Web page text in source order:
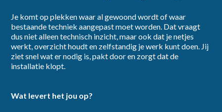
Je komt op plekken waar al gewoond wordt of waar
bestaande techniek aangepast moet worden. Dat vraagt
dus niet alleen technisch inzicht, maar ook dat je netjes
werkt, overzicht houdt en zelfstandig je werk kunt doen. Jij
ziet snel wat er nodig is, pakt door en zorgt dat de
installatie klopt.
Wat levert het jou op?
Inschrijven